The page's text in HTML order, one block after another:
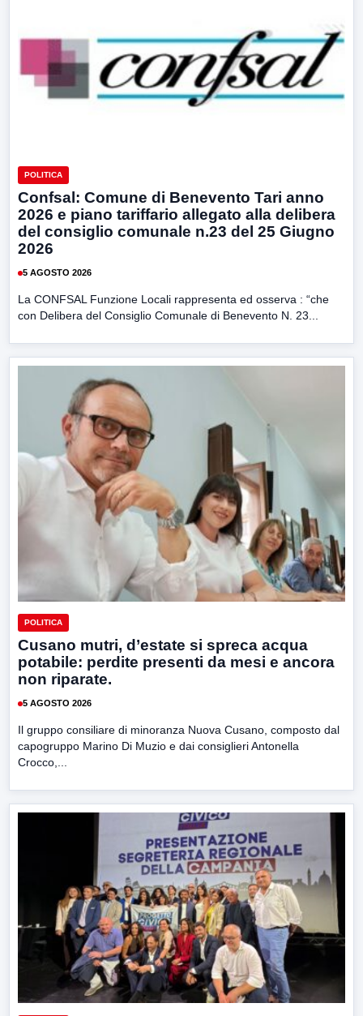
POLITICA
Confsal: Comune di Benevento Tari anno
2026 e piano tariffario allegato alla delibera
del consiglio comunale n.23 del 25 Giugno
2026
5 AGOSTO 2026
La CONFSAL Funzione Locali rappresenta ed osserva : “che
con Delibera del Consiglio Comunale di Benevento N. 23...
POLITICA
Cusano mutri, d’estate si spreca acqua
potabile: perdite presenti da mesi e ancora
non riparate.
5 AGOSTO 2026
Il gruppo consiliare di minoranza Nuova Cusano, composto dal
capogruppo Marino Di Muzio e dai consiglieri Antonella
Crocco,...